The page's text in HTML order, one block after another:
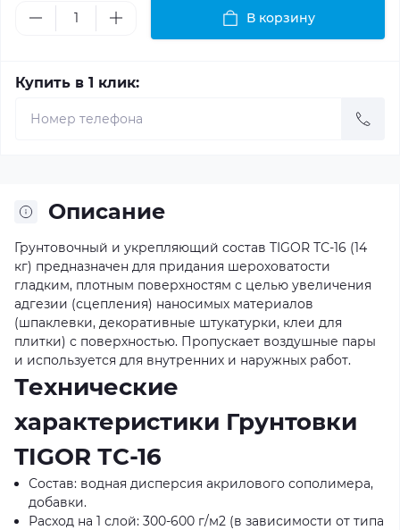
В корзину
Купить в 1 клик:
Описание
Грунтовочный и укрепляющий состав TIGOR ТС-16 (14
кг) предназначен для придания шероховатости
гладким, плотным поверхностям с целью увеличения
адгезии (сцепления) наносимых материалов
(шпаклевки, декоративные штукатурки, клеи для
плитки) с поверхностью. Пропускает воздушные пары
и используется для внутренних и наружных работ.
Технические
характеристики Грунтовки
TIGOR ТС-16
Состав: водная дисперсия акрилового сополимера,
добавки.
Расход на 1 слой: 300-600 г/м2 (в зависимости от типа